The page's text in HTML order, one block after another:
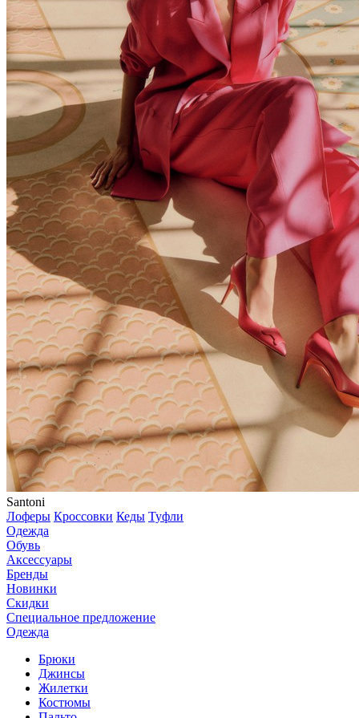
Santoni
Лоферы Кроссовки Кеды Туфли
Одежда
Обувь
Аксессуары
Бренды
Новинки
Скидки
Специальное предложение
Одежда
Брюки
Джинсы
Жилетки
Костюмы